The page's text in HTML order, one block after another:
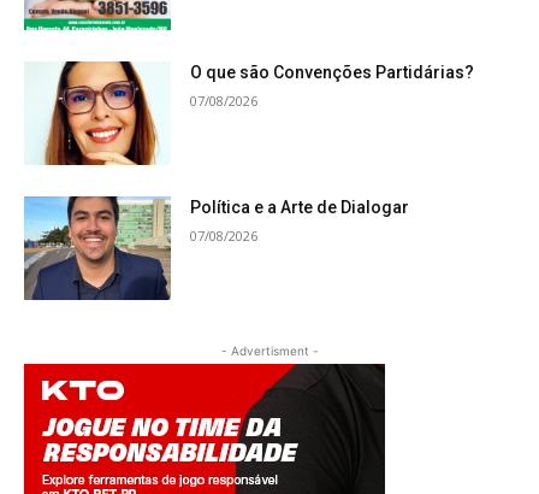
O que são Convenções Partidárias?
07/08/2026
Política e a Arte de Dialogar
07/08/2026
- Advertisment -